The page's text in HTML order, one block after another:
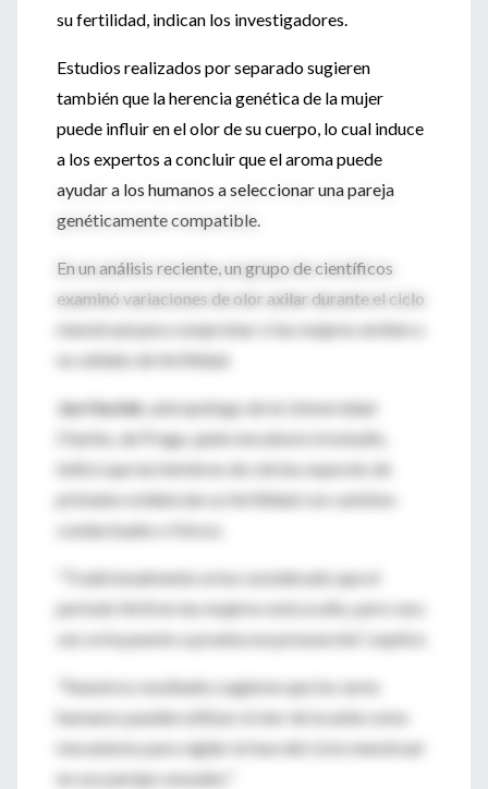
su fertilidad, indican los investigadores.
Estudios realizados por separado sugieren
también que la herencia genética de la mujer
puede influir en el olor de su cuerpo, lo cual induce
a los expertos a concluir que el aroma puede
ayudar a los humanos a seleccionar una pareja
genéticamente compatible.
En un análisis reciente, un grupo de científicos
examinó variaciones de olor axilar durante el ciclo
menstrual para comprobar si las mujeres emiten o
no señales de fertilidad.
Jan Havlek, antropólogo de la Universidad
Charles, de Praga, quien encabezó el estudio,
indicó que las hembras de ciertas especies de
primates evidencian su fertilidad con cambios
conductuales o físicos.
"Tradicionalmente se ha considerado que el
periodo fértil en las mujeres está oculto, pero rara
vez se ha puesto a prueba esa presunción", explicó.
"Nuestros resultados sugieren que los seres
humanos pueden utilizar el olor de la axila como
mecanismo para vigilar la fase del ciclo menstrual
en sus parejas sexuales."